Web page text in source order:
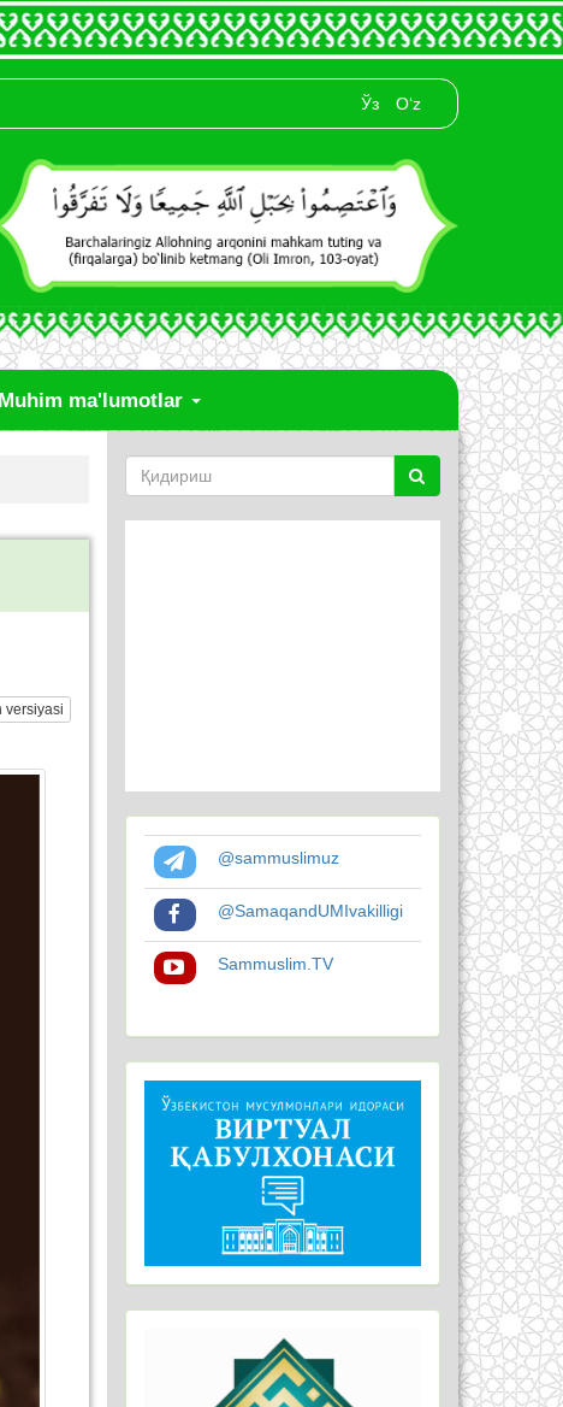
Ўз O‘z
Muhim ma'lumotlar
@sammuslimuz
@SamaqandUMIvakilligi
Sammuslim.TV